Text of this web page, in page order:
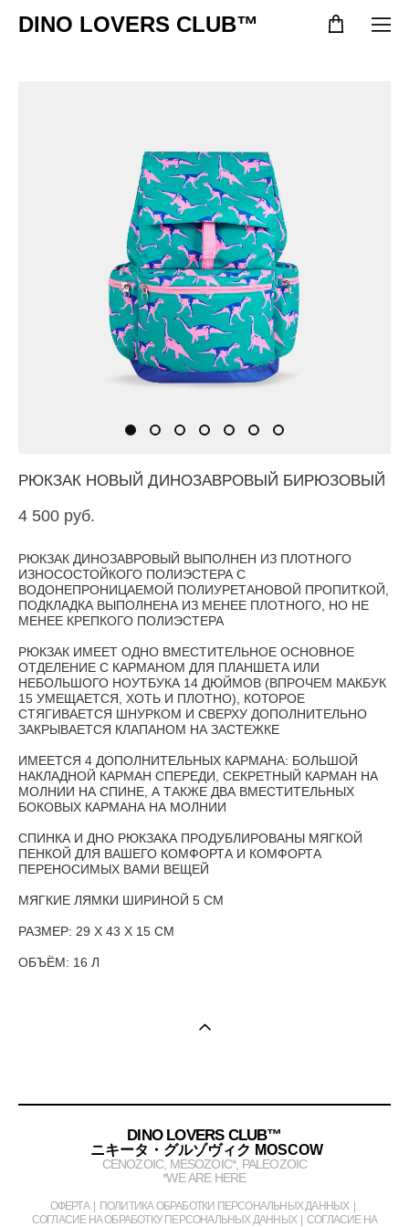
DINO LOVERS CLUB™
РЮКЗАК НОВЫЙ ДИНОЗАВРОВЫЙ БИРЮЗОВЫЙ
4 500 pуб.
РЮКЗАК ДИНОЗАВРОВЫЙ ВЫПОЛНЕН ИЗ ПЛОТНОГО
ИЗНОСОСТОЙКОГО ПОЛИЭСТЕРА С
ВОДОНЕПРОНИЦАЕМОЙ ПОЛИУРЕТАНОВОЙ ПРОПИТКОЙ,
ПОДКЛАДКА ВЫПОЛНЕНА ИЗ МЕНЕЕ ПЛОТНОГО, НО НЕ
МЕНЕЕ КРЕПКОГО ПОЛИЭСТЕРА
РЮКЗАК ИМЕЕТ ОДНО ВМЕСТИТЕЛЬНОЕ ОСНОВНОЕ
ОТДЕЛЕНИЕ С КАРМАНОМ ДЛЯ ПЛАНШЕТА ИЛИ
НЕБОЛЬШОГО НОУТБУКА 14 ДЮЙМОВ (ВПРОЧЕМ МАКБУК
15 УМЕЩАЕТСЯ, ХОТЬ И ПЛОТНО), КОТОРОЕ
СТЯГИВАЕТСЯ ШНУРКОМ И СВЕРХУ ДОПОЛНИТЕЛЬНО
ЗАКРЫВАЕТСЯ КЛАПАНОМ НА ЗАСТЕЖКЕ
ИМЕЕТСЯ 4 ДОПОЛНИТЕЛЬНЫХ КАРМАНА: БОЛЬШОЙ
НАКЛАДНОЙ КАРМАН СПЕРЕДИ, СЕКРЕТНЫЙ КАРМАН НА
МОЛНИИ НА СПИНЕ, А ТАКЖЕ ДВА ВМЕСТИТЕЛЬНЫХ
БОКОВЫХ КАРМАНА НА МОЛНИИ
СПИНКА И ДНО РЮКЗАКА ПРОДУБЛИРОВАНЫ МЯГКОЙ
ПЕНКОЙ ДЛЯ ВАШЕГО КОМФОРТА И КОМФОРТА
ПЕРЕНОСИМЫХ ВАМИ ВЕЩЕЙ
МЯГКИЕ ЛЯМКИ ШИРИНОЙ 5 СМ
РАЗМЕР: 29 Х 43 Х 15 СМ
ОБЪЁМ: 16 Л
DINO LOVERS CLUB™
ニキータ・グルゾヴィク MOSCOW
CENOZOIC, MESOZOIC*, PALEOZOIC
*WE ARE HERE
ОФЕРТА| ПОЛИТИКА ОБРАБОТКИ ПЕРСОНАЛЬНЫХ ДАННЫХ |
СОГЛАСИЕ НА ОБРАБОТКУ ПЕРСОНАЛЬНЫХ ДАННЫХ | СОГЛАСИЕ НА